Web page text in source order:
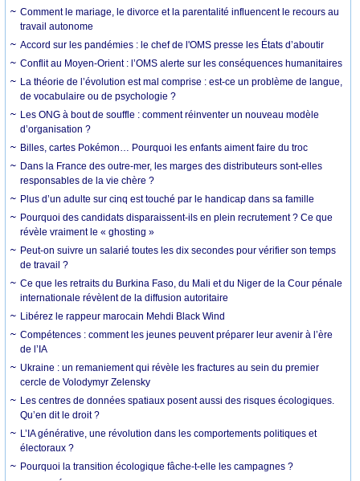
Comment le mariage, le divorce et la parentalité influencent le recours au
travail autonome
Accord sur les pandémies : le chef de l'OMS presse les États d’aboutir
Conflit au Moyen-Orient : l’OMS alerte sur les conséquences humanitaires
La théorie de l’évolution est mal comprise : est-ce un problème de langue,
de vocabulaire ou de psychologie ?
Les ONG à bout de souffle : comment réinventer un nouveau modèle
d’organisation ?
Billes, cartes Pokémon… Pourquoi les enfants aiment faire du troc
Dans la France des outre-mer, les marges des distributeurs sont-elles
responsables de la vie chère ?
Plus d’un adulte sur cinq est touché par le handicap dans sa famille
Pourquoi des candidats disparaissent-ils en plein recrutement ? Ce que
révèle vraiment le « ghosting »
Peut-on suivre un salarié toutes les dix secondes pour vérifier son temps
de travail ?
Ce que les retraits du Burkina Faso, du Mali et du Niger de la Cour pénale
internationale révèlent de la diffusion autoritaire
Libérez le rappeur marocain Mehdi Black Wind
Compétences : comment les jeunes peuvent préparer leur avenir à l’ère
de l’IA
Ukraine : un remaniement qui révèle les fractures au sein du premier
cercle de Volodymyr Zelensky
Les centres de données spatiaux posent aussi des risques écologiques.
Qu’en dit le droit ?
L’IA générative, une révolution dans les comportements politiques et
électoraux ?
Pourquoi la transition écologique fâche-t-elle les campagnes ?